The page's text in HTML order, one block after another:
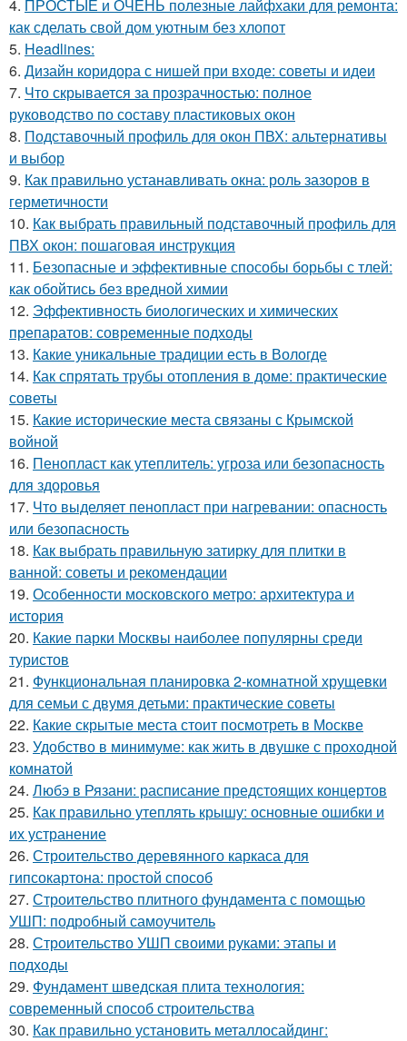
4. ПРОСТЫЕ и ОЧЕНЬ полезные лайфхаки для ремонта:
как сделать свой дом уютным без хлопот
5. Headlines:
6. Дизайн коридора с нишей при входе: советы и идеи
7. Что скрывается за прозрачностью: полное
руководство по составу пластиковых окон
8. Подставочный профиль для окон ПВХ: альтернативы
и выбор
9. Как правильно устанавливать окна: роль зазоров в
герметичности
10. Как выбрать правильный подставочный профиль для
ПВХ окон: пошаговая инструкция
11. Безопасные и эффективные способы борьбы с тлей:
как обойтись без вредной химии
12. Эффективность биологических и химических
препаратов: современные подходы
13. Какие уникальные традиции есть в Вологде
14. Как спрятать трубы отопления в доме: практические
советы
15. Какие исторические места связаны с Крымской
войной
16. Пенопласт как утеплитель: угроза или безопасность
для здоровья
17. Что выделяет пенопласт при нагревании: опасность
или безопасность
18. Как выбрать правильную затирку для плитки в
ванной: советы и рекомендации
19. Особенности московского метро: архитектура и
история
20. Какие парки Москвы наиболее популярны среди
туристов
21. Функциональная планировка 2-комнатной хрущевки
для семьи с двумя детьми: практические советы
22. Какие скрытые места стоит посмотреть в Москве
23. Удобство в минимуме: как жить в двушке с проходной
комнатой
24. Любэ в Рязани: расписание предстоящих концертов
25. Как правильно утеплять крышу: основные ошибки и
их устранение
26. Строительство деревянного каркаса для
гипсокартона: простой способ
27. Строительство плитного фундамента с помощью
УШП: подробный самоучитель
28. Строительство УШП своими руками: этапы и
подходы
29. Фундамент шведская плита технология:
современный способ строительства
30. Как правильно установить металлосайдинг: